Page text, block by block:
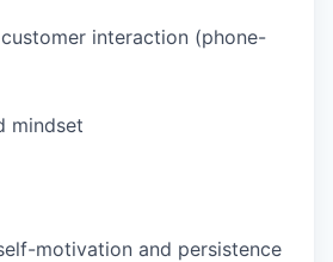
interaction (phone-
mindset
motivation and persistence